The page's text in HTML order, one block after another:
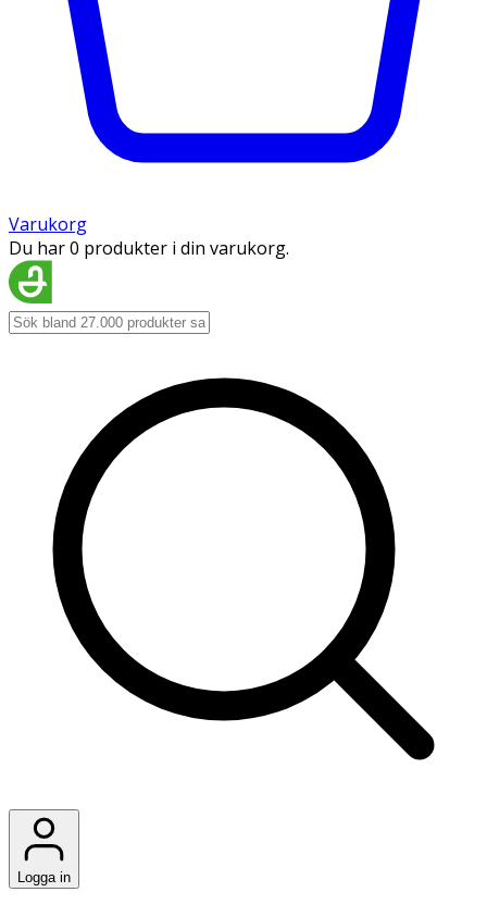
Varukorg
Du har 0 produkter i din varukorg.
Logga in